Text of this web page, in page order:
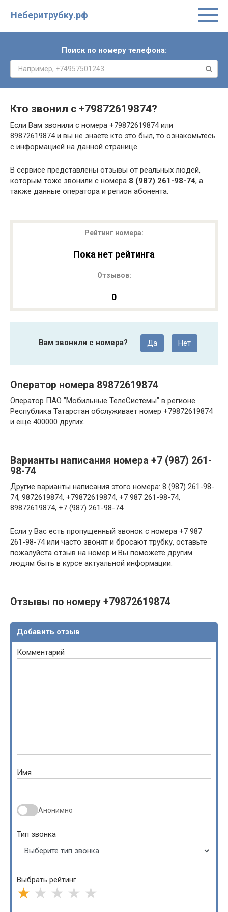
Неберитрубку.рф
Поиск по номеру телефона:
Кто звонил с +79872619874?
Если Вам звонили с номера +79872619874 или
89872619874 и вы не знаете кто это был, то ознакомьтесь
с информацией на данной странице.
В сервисе представлены отзывы от реальных людей,
которым тоже звонили с номера 8 (987) 261-98-74, а
также данные оператора и регион абонента.
Рейтинг номера:
Пока нет рейтинга
Отзывов:
0
Вам звонили с номера? Да Нет
Оператор номера 89872619874
Оператор ПАО "Мобильные ТелеСистемы" в регионе
Республика Татарстан обслуживает номер +79872619874
и еще 400000 других.
Варианты написания номера +7 (987) 261-
98-74
Другие варианты написания этого номера: 8 (987) 261-98-
74, 9872619874, +79872619874, +7 987 261-98-74,
89872619874, +7 (987) 261-98-74.
Если у Вас есть пропущенный звонок с номера +7 987
261-98-74 или часто звонят и бросают трубку, оставьте
пожалуйста отзыв на номер и Вы поможете другим
людям быть в курсе актуальной информации.
Отзывы по номеру +79872619874
Добавить отзыв
Комментарий
Имя
Анонимно
Тип звонка
Выбрать рейтинг
★ ★ ★ ★ ★